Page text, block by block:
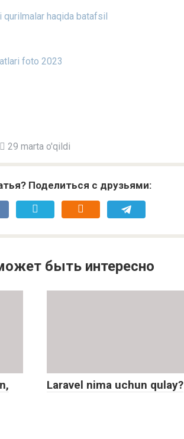
haqida batafsil
foto 2023
29 marta o'qildi
Поделиться с друзьями:
быть интересно
Laravel nima uchun qulay?